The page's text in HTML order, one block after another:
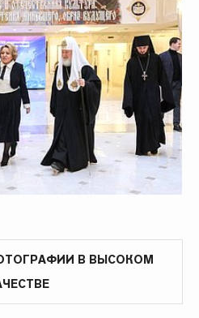
В ВЫСОКОМ